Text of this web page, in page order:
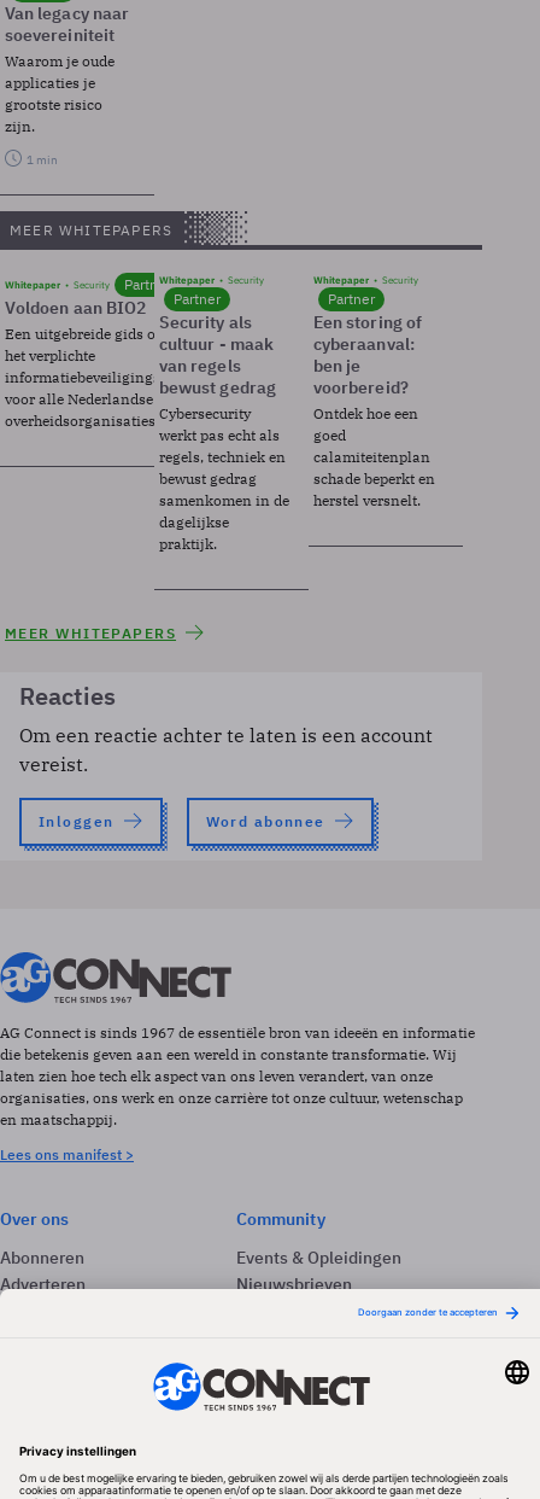
Van legacy naar
soevereiniteit
Waarom je oude
applicaties je
grootste risico
zijn.
1 min
MEER WHITEPAPERS
Whitepaper Security Partner
Voldoen aan BIO2
Een uitgebreide gids over BIO2,
het verplichte
informatiebeveiligingsframework
voor alle Nederlandse
overheidsorganisaties.
Whitepaper Security
Partner
Security als
cultuur - maak
van regels
bewust gedrag
Cybersecurity
werkt pas echt als
regels, techniek en
bewust gedrag
samenkomen in de
dagelijkse
praktijk.
Whitepaper Security
Partner
Een storing of
cyberaanval:
ben je
voorbereid?
Ontdek hoe een
goed
calamiteitenplan
schade beperkt en
herstel versnelt.
MEER WHITEPAPERS
Reacties
Om een reactie achter te laten is een account
vereist.
Inloggen Word abonnee
AG Connect is sinds 1967 de essentiële bron van ideeën en informatie
die betekenis geven aan een wereld in constante transformatie. Wij
laten zien hoe tech elk aspect van ons leven verandert, van onze
organisaties, ons werk en onze carrière tot onze cultuur, wetenschap
en maatschappij.
Lees ons manifest >
Over ons
Abonneren
Adverteren
Community
Events & Opleidingen
Nieuwsbrieven
Volg ons